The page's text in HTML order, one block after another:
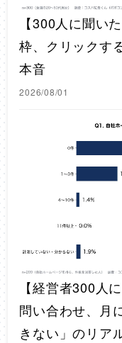
【300人に聞い
枠、クリックす
本音
2026/08/01
【経営者300人
問い合わせ、月
きない」のリア